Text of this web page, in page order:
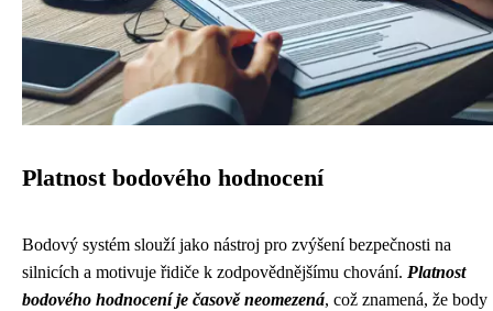
Platnost bodového hodnocení
Bodový systém slouží jako nástroj pro zvýšení bezpečnosti na
silnicích a motivuje řidiče k zodpovědnějšímu chování. Platnost
bodového hodnocení je časově neomezená, což znamená, že body